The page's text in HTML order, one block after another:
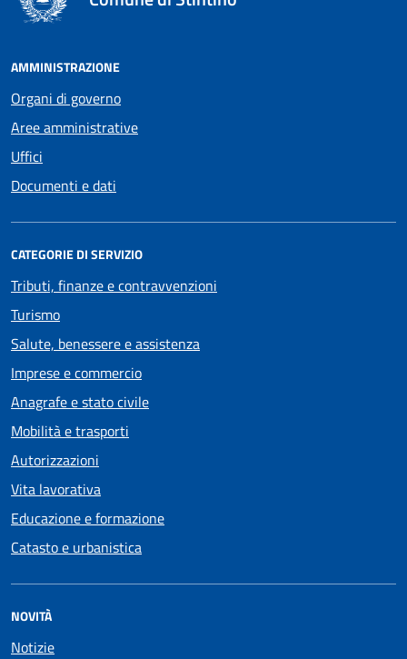
AMMINISTRAZIONE
Organi di governo
Aree amministrative
Uffici
Documenti e dati
CATEGORIE DI SERVIZIO
Tributi, finanze e contravvenzioni
Turismo
Salute, benessere e assistenza
Imprese e commercio
Anagrafe e stato civile
Mobilità e trasporti
Autorizzazioni
Vita lavorativa
Educazione e formazione
Catasto e urbanistica
NOVITÀ
Notizie